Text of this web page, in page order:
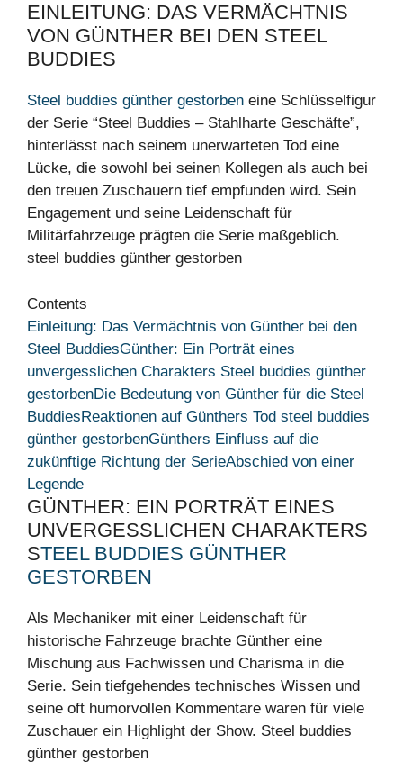
EINLEITUNG: DAS VERMÄCHTNIS
VON GÜNTHER BEI DEN STEEL
BUDDIES
Steel buddies günther gestorben eine Schlüsselfigur
der Serie “Steel Buddies – Stahlharte Geschäfte”,
hinterlässt nach seinem unerwarteten Tod eine
Lücke, die sowohl bei seinen Kollegen als auch bei
den treuen Zuschauern tief empfunden wird. Sein
Engagement und seine Leidenschaft für
Militärfahrzeuge prägten die Serie maßgeblich.
steel buddies günther gestorben
Contents
Einleitung: Das Vermächtnis von Günther bei den
Steel BuddiesGünther: Ein Porträt eines
unvergesslichen Charakters Steel buddies günther
gestorbenDie Bedeutung von Günther für die Steel
BuddiesReaktionen auf Günthers Tod steel buddies
günther gestorbenGünthers Einfluss auf die
zukünftige Richtung der SerieAbschied von einer
Legende
GÜNTHER: EIN PORTRÄT EINES
UNVERGESSLICHEN CHARAKTERS
STEEL BUDDIES GÜNTHER
GESTORBEN
Als Mechaniker mit einer Leidenschaft für
historische Fahrzeuge brachte Günther eine
Mischung aus Fachwissen und Charisma in die
Serie. Sein tiefgehendes technisches Wissen und
seine oft humorvollen Kommentare waren für viele
Zuschauer ein Highlight der Show. Steel buddies
günther gestorben